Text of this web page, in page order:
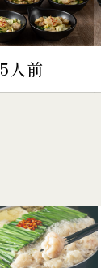
5人前